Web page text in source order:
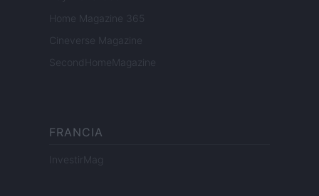
Home Magazine 365
Cineverse Magazine
SecondHomeMagazine
FRANCIA
InvestirMag